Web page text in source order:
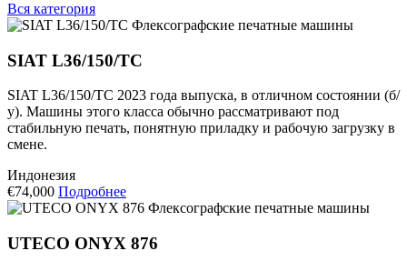
Вся категория
Флексографские печатные машины
SIAT L36/150/TC
SIAT L36/150/TC 2023 года выпуска, в отличном состоянии (б/
у). Машины этого класса обычно рассматривают под
стабильную печать, понятную приладку и рабочую загрузку в
смене.
Индонезия
€74,000 Подробнее
Флексографские печатные машины
UTECO ONYX 876